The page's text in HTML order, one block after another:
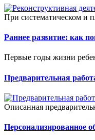
При систематическом и
Раннее развитие: как
Первые годы жизни
Предварительная
Описанная
Персонализированное